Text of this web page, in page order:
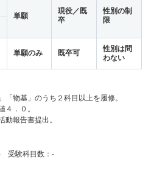
単願
現役／既
卒
性別の制
限
単願のみ 既卒可
性別は問
わない
「物基」のうち２科目以上を履修。
４．０。
動報告書提出。
受験科目数：-